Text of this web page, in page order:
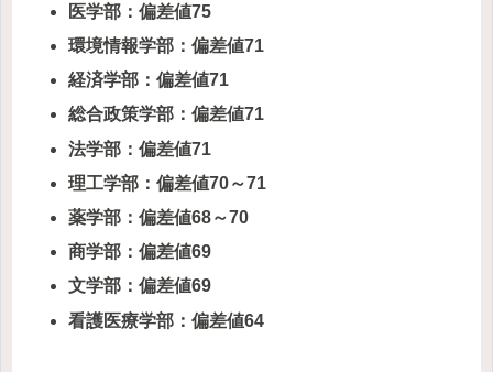
医学部：偏差値75
環境情報学部：偏差値71
経済学部：偏差値71
総合政策学部：偏差値71
法学部：偏差値71
理工学部：偏差値70～71
薬学部：偏差値68～70
商学部：偏差値69
文学部：偏差値69
看護医療学部：偏差値64